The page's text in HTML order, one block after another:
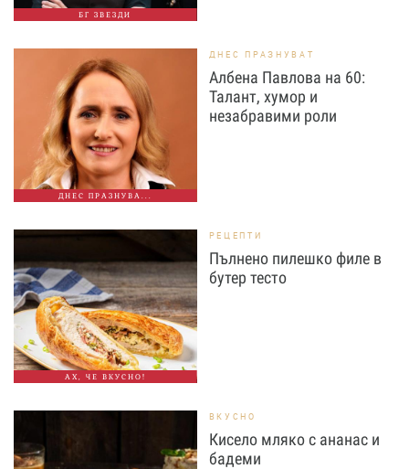
БГ ЗВЕЗДИ
ДНЕС ПРАЗНУВА...
ДНЕС ПРАЗНУВАТ
Албена Павлова на 60:
Талант, хумор и
незабравими роли
АХ, ЧЕ ВКУСНО!
РЕЦЕПТИ
Пълнено пилешко филе в
бутер тесто
ВКУСНО
Кисело мляко с ананас и
бадеми